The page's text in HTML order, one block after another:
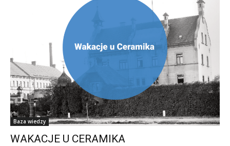
Baza wiedzy
WAKACJE U CERAMIKA